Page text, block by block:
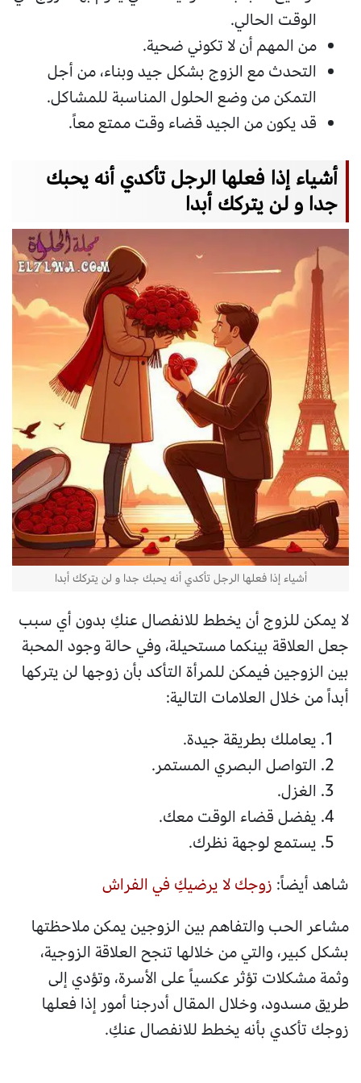
الوقت الحالي.
من المهم أن لا تكوني ضحية.
التحدث مع الزوج بشكل جيد وبناء، من أجل
التمكن من وضع الحلول المناسبة للمشاكل.
قد يكون من الجيد قضاء وقت ممتع معاً.
أشياء إذا فعلها الرجل تأكدي أنه يحبك
جدا و لن يتركك أبدا
أشياء إذا فعلها الرجل تأكدي أنه يحبك جدا و لن يتركك أبدا
لا يمكن للزوج أن يخطط للانفصال عنكِ بدون أي سبب
جعل العلاقة بينكما مستحيلة، وفي حالة وجود المحبة
بين الزوجين فيمكن للمرأة التأكد بأن زوجها لن يتركها
أبداً من خلال العلامات التالية:
يعاملك بطريقة جيدة.
التواصل البصري المستمر.
الغزل.
يفضل قضاء الوقت معك.
يستمع لوجهة نظرك.
شاهد أيضاً: زوجك لا يرضيكِ في الفراش
مشاعر الحب والتفاهم بين الزوجين يمكن ملاحظتها
بشكل كبير، والتي من خلالها تنجح العلاقة الزوجية،
وثمة مشكلات تؤثر عكسياً على الأسرة، وتؤدي إلى
طريق مسدود، وخلال المقال أدرجنا أمور إذا فعلها
زوجك تأكدي بأنه يخطط للانفصال عنكِ.